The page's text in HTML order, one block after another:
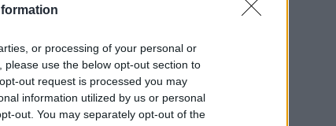
or processing of your personal or
use the below opt-out section to
out request is processed you may
information utilized by us or personal
out. You may separately opt-out of the
del mondo
volta
più eleganti e unici
arte.